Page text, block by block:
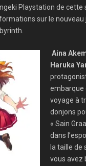
Playstation de cette
sur le nouveau
Aina
Haruka
embarque
voyage à
donjons
« Sain
dans
la taille de
vous avez